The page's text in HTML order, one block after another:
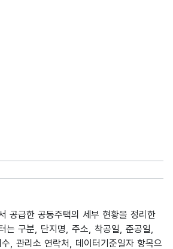
공급한 공동주택의 세부 현황을 정리한
는 구분, 단지명, 주소, 착공일, 준공일,
, 관리소 연락처, 데이터기준일자 항목으